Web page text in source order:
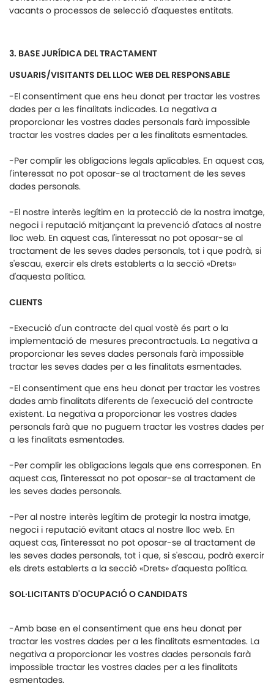
vacants o processos de selecció d'aquestes entitats.
3. BASE JURÍDICA DEL TRACTAMENT
USUARIS/VISITANTS DEL LLOC WEB DEL RESPONSABLE
-El consentiment que ens heu donat per tractar les vostres
dades per a les finalitats indicades. La negativa a
proporcionar les vostres dades personals farà impossible
tractar les vostres dades per a les finalitats esmentades.
-Per complir les obligacions legals aplicables. En aquest cas,
l'interessat no pot oposar-se al tractament de les seves
dades personals.
-El nostre interès legítim en la protecció de la nostra imatge,
negoci i reputació mitjançant la prevenció d'atacs al nostre
lloc web. En aquest cas, l'interessat no pot oposar-se al
tractament de les seves dades personals, tot i que podrà, si
s'escau, exercir els drets establerts a la secció «Drets»
d'aquesta política.
CLIENTS
-Execució d'un contracte del qual vostè és part o la
implementació de mesures precontractuals. La negativa a
proporcionar les seves dades personals farà impossible
tractar les seves dades per a les finalitats esmentades.
-El consentiment que ens heu donat per tractar les vostres
dades amb finalitats diferents de l'execució del contracte
existent. La negativa a proporcionar les vostres dades
personals farà que no puguem tractar les vostres dades per
a les finalitats esmentades.
-Per complir les obligacions legals que ens corresponen. En
aquest cas, l'interessat no pot oposar-se al tractament de
les seves dades personals.
-Per al nostre interès legítim de protegir la nostra imatge,
negoci i reputació evitant atacs al nostre lloc web. En
aquest cas, l'interessat no pot oposar-se al tractament de
les seves dades personals, tot i que, si s'escau, podrà exercir
els drets establerts a la secció «Drets» d'aquesta política.
SOL·LICITANTS D'OCUPACIÓ O CANDIDATS
-Amb base en el consentiment que ens heu donat per
tractar les vostres dades per a les finalitats esmentades. La
negativa a proporcionar les vostres dades personals farà
impossible tractar les vostres dades per a les finalitats
esmentades.